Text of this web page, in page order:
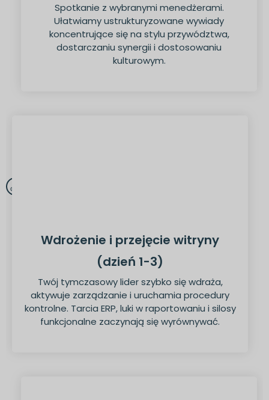
Spotkanie z wybranymi menedżerami.
Ułatwiamy ustrukturyzowane wywiady
koncentrujące się na stylu przywództwa,
dostarczaniu synergii i dostosowaniu
kulturowym.
Wdrożenie i przejęcie witryny
(dzień 1-3)
Twój tymczasowy lider szybko się wdraża,
aktywuje zarządzanie i uruchamia procedury
kontrolne. Tarcia ERP, luki w raportowaniu i silosy
funkcjonalne zaczynają się wyrównywać.